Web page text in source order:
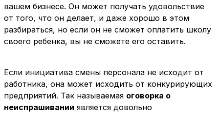
вашем бизнесе. Он может получать удовольствие
от того, что он делает, и даже хорошо в этом
разбираться, но если он не сможет оплатить школу
своего ребенка, вы не сможете его оставить.
Если инициатива смены персонала не исходит от
работника, она может исходить от конкурирующих
предприятий. Так называемая оговорка о
неиспрашивании является довольно